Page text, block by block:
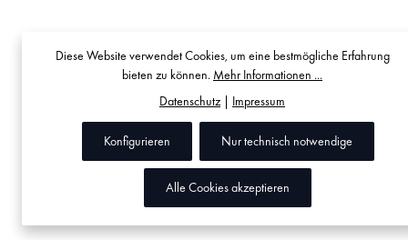
Diese Website verwendet Cookies, um eine bestmögliche Erfahrung
bieten zu können. Mehr Informationen ...
Datenschutz| Impressum
Nur technisch notwendige
Konfigurieren
Alle Cookies akzeptieren